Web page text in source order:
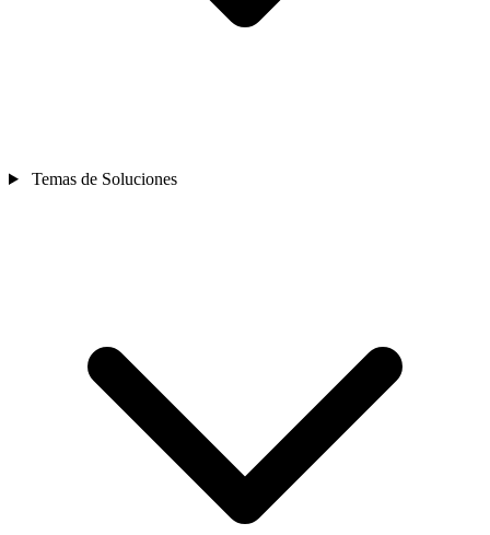
Temas de Soluciones